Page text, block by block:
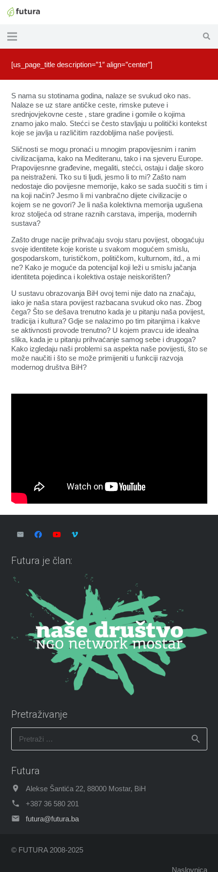
[us_page_title description=”1″ align=”center”]
S nama su stotinama godina, nalaze se svukud oko nas.
Nalaze se uz stare antičke ceste, rimske puteve i
srednjovjekovne ceste , stare gradine i gomile o kojima
znamo jako malo. Stećci se često stavljaju u politički kontekst
koje se javlja u različitim razdobljima naše povijesti.
Sličnosti se mogu pronaći u mnogim prapovijesnim i ranim
civilizacijama, kako na Mediteranu, tako i na sjeveru Europe.
Prapovijesnne građevine, megaliti, stećci, ostaju i dalje skoro
pa neistraženi. Tko su ti ljudi, jesmo li to mi? Zašto nam
nedostaje dio povijesne memorije, kako se sada suočiti s tim i
na koji način? Jesmo li mi vanbračno dijete civilizacije o
kojem se ne govori? Je li naša kolektivna memorija ugušena
kroz stoljeća od strane raznih carstava, imperija, modernih
sustava?
Zašto druge nacije prihvaćaju svoju staru povijest, obogaćuju
svoje identitete koje koriste u svakom mogućem smislu,
gospodarskom, turističkom, političkom, kulturnom, itd., a mi
ne? Kako je moguće da potencijal koji leži u smislu jačanja
identiteta pojedinca i kolektiva ostaje neiskorišten?
U sustavu obrazovanja BiH ovoj temi nije dato na značaju,
iako je naša stara povijest razbacana svukud oko nas. Zbog
čega? Što se dešava trenutno kada je u pitanju naša povijest,
tradicija i kultura? Gdje se nalazimo po tim pitanjima i kakve
se aktivnosti provode trenutno? U kojem pravcu ide idealna
slika, kada je u pitanju prihvaćanje samog sebe i drugoga?
Kako izgledaju naši problemi sa aspekta naše povijesti, što se
može naučiti i što se može primijeniti u funkciji razvoja
modernog društva BiH?
Futura je član:
Pretraživanje
Pretraži:
Futura
Alekse Šantića 22, 88000 Mostar, BiH
+387 36 580 201
futura@futura.ba
© FUTURA 2008-2025
Naslovnica